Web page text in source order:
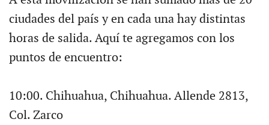
ciudades del país y en cada una hay distintas
horas de salida. Aquí te agregamos con los
puntos de encuentro:
10:00. Chihuahua, Chihuahua. Allende 2813,
Col. Zarco